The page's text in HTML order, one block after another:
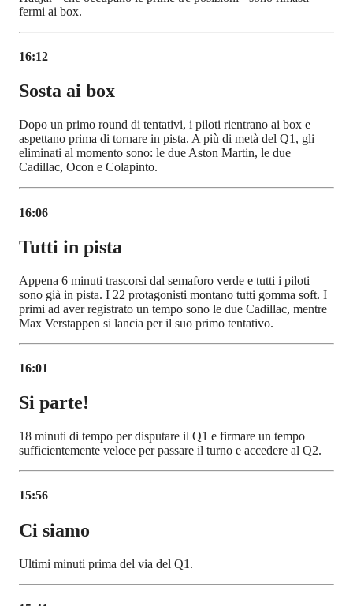
fermi ai box.
16:12
Sosta ai box
Dopo un primo round di tentativi, i piloti rientrano ai box e
aspettano prima di tornare in pista. A più di metà del Q1, gli
eliminati al momento sono: le due Aston Martin, le due
Cadillac, Ocon e Colapinto.
16:06
Tutti in pista
Appena 6 minuti trascorsi dal semaforo verde e tutti i piloti
sono già in pista. I 22 protagonisti montano tutti gomma soft. I
primi ad aver registrato un tempo sono le due Cadillac, mentre
Max Verstappen si lancia per il suo primo tentativo.
16:01
Si parte!
18 minuti di tempo per disputare il Q1 e firmare un tempo
sufficientemente veloce per passare il turno e accedere al Q2.
15:56
Ci siamo
Ultimi minuti prima del via del Q1.